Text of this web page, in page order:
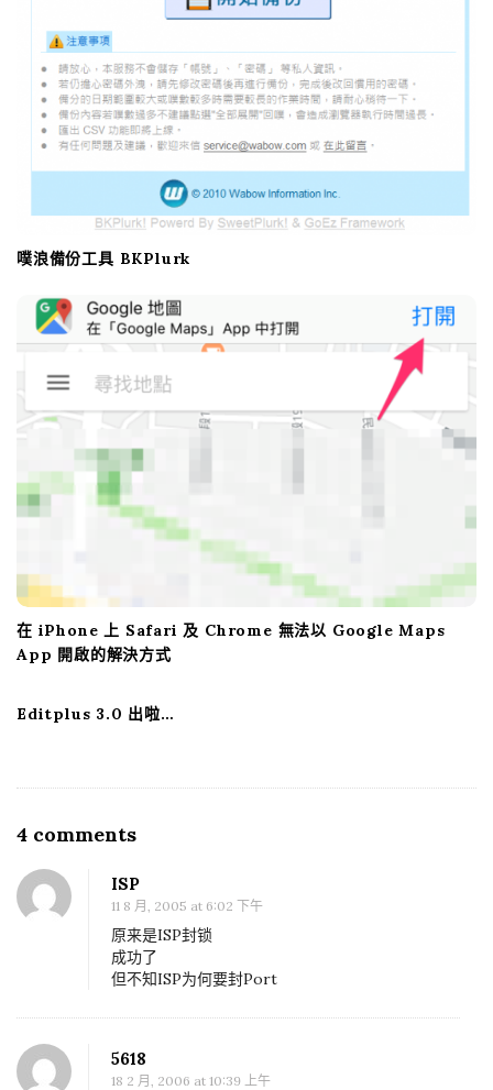
噗浪備份工具 BKPlurk
在 iPhone 上 Safari 及 Chrome 無法以 Google Maps
App 開啟的解決方式
Editplus 3.0 出啦…
4 comments
I
P
分
享
器
e
ISP
11 8 月, 2005 at 6:02 下午
原来是ISP封锁
成功了
但不知ISP为何要封Port
5618
18 2 月, 2006 at 10:39 上午